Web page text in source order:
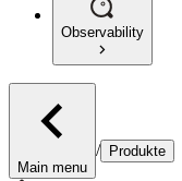
Observability
Main menu
/ Produkte